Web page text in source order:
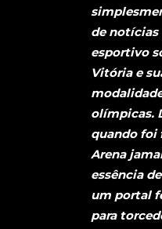
de notícias
esportivo
Vitória e
olímpicas.
quando foi
Arena
essência
um portal
para